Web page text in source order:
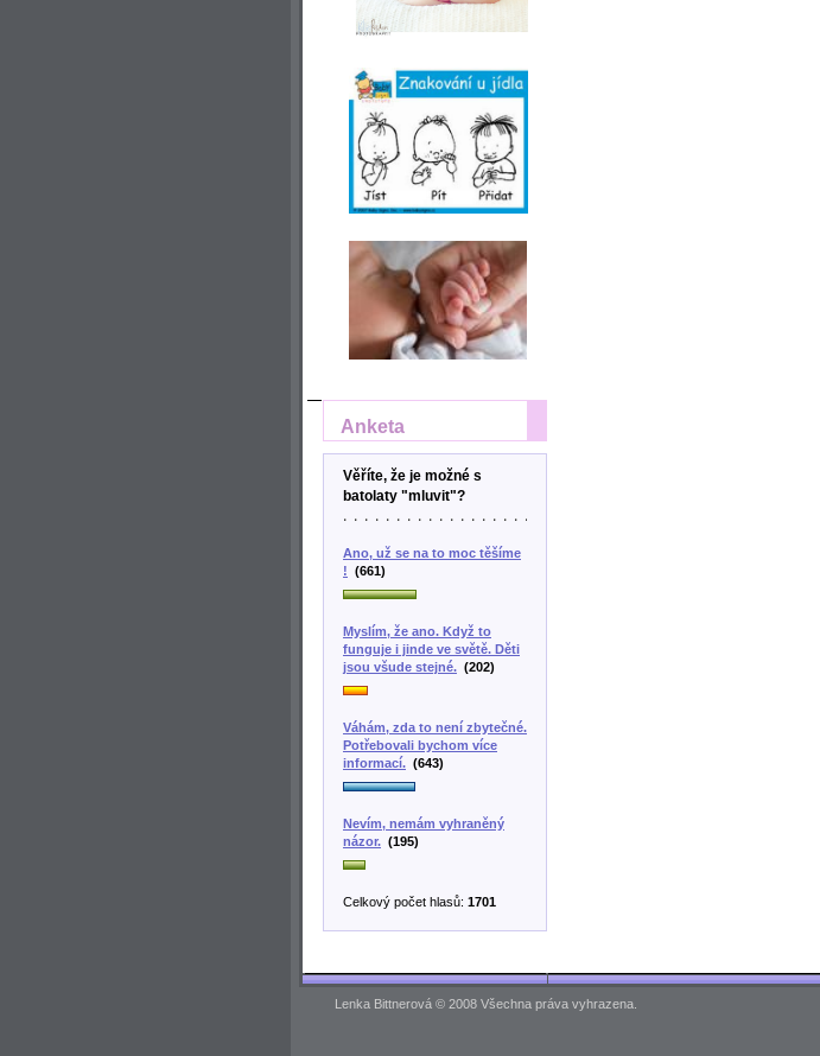
Anketa
Věříte, že je možné s
batolaty "mluvit"?
Ano, už se na to moc těšíme
! (661)
Myslím, že ano. Když to
funguje i jinde ve světě. Děti
jsou všude stejné. (202)
Váhám, zda to není zbytečné.
Potřebovali bychom více
informací. (643)
Nevím, nemám vyhraněný
názor. (195)
Celkový počet hlasů: 1701
Lenka Bittnerová © 2008 Všechna práva vyhrazena.